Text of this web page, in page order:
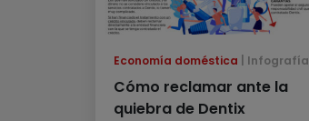
Economía doméstica Infografía
Cómo reclamar ante la
quiebra de Dentix